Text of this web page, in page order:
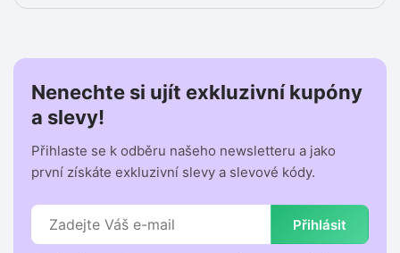
Nenechte si ujít exkluzivní kupóny
a slevy!
Přihlaste se k odběru našeho newsletteru a jako
první získáte exkluzivní slevy a slevové kódy.
Přihlásit